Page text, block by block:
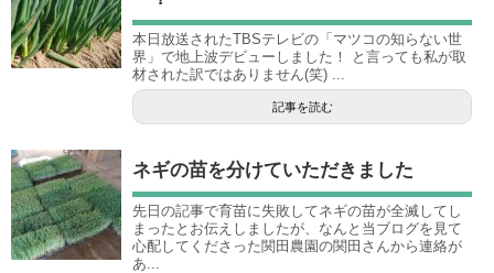
本日放送されたTBSテレビの「マツコの知らない世
界」で地上波デビューしました！ と言っても私が取
材された訳ではありません(笑) ...
記事を読む
ネギの苗を分けていただきました
先日の記事で育苗に失敗してネギの苗が全滅してし
まったとお伝えしましたが、なんと当ブログを見て
心配してくださった関田農園の関田さんから連絡が
あ...